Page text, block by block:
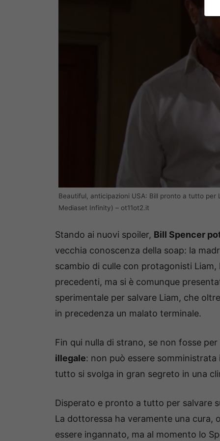
Beautiful, anticipazioni USA: Bill pronto a tutto
Mediaset Infinity) – ot11ot2.it
Stando ai nuovi spoiler, Bill Spencer
vecchia conoscenza della soap: la
scambio di culle con protagonisti
precedenti, ma si è comunque
sperimentale per salvare Liam, che
in precedenza un malato terminale.
Fin qui nulla di strano, se non fosse
illegale: non può essere
tutto si svolga in gran segreto in una
Disperato e pronto a tutto per salvare
La dottoressa ha veramente una cura,
essere ingannato, ma al momento lo